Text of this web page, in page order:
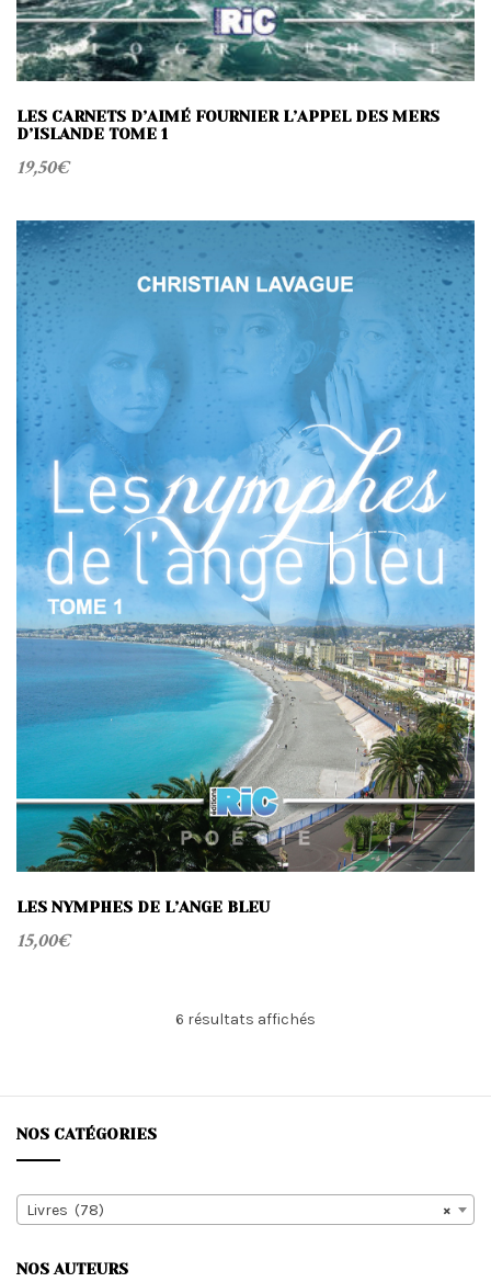
LES CARNETS D’AIMÉ FOURNIER L’APPEL DES MERS
D’ISLANDE TOME 1
19,50€
LES NYMPHES DE L’ANGE BLEU
15,00€
6 résultats affichés
au
NOS CATÉGORIES
×
Livres (78)
NOS AUTEURS